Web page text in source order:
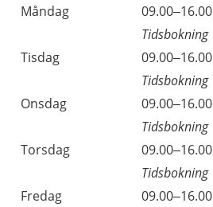
Dag
Öppettider
Kommentarer
Måndag
09.00–16.00
Tidsbokning
Tisdag
09.00–16.00
Tidsbokning
Onsdag
09.00–16.00
Tidsbokning
Torsdag
09.00–16.00
Tidsbokning
Fredag
09.00–16.00